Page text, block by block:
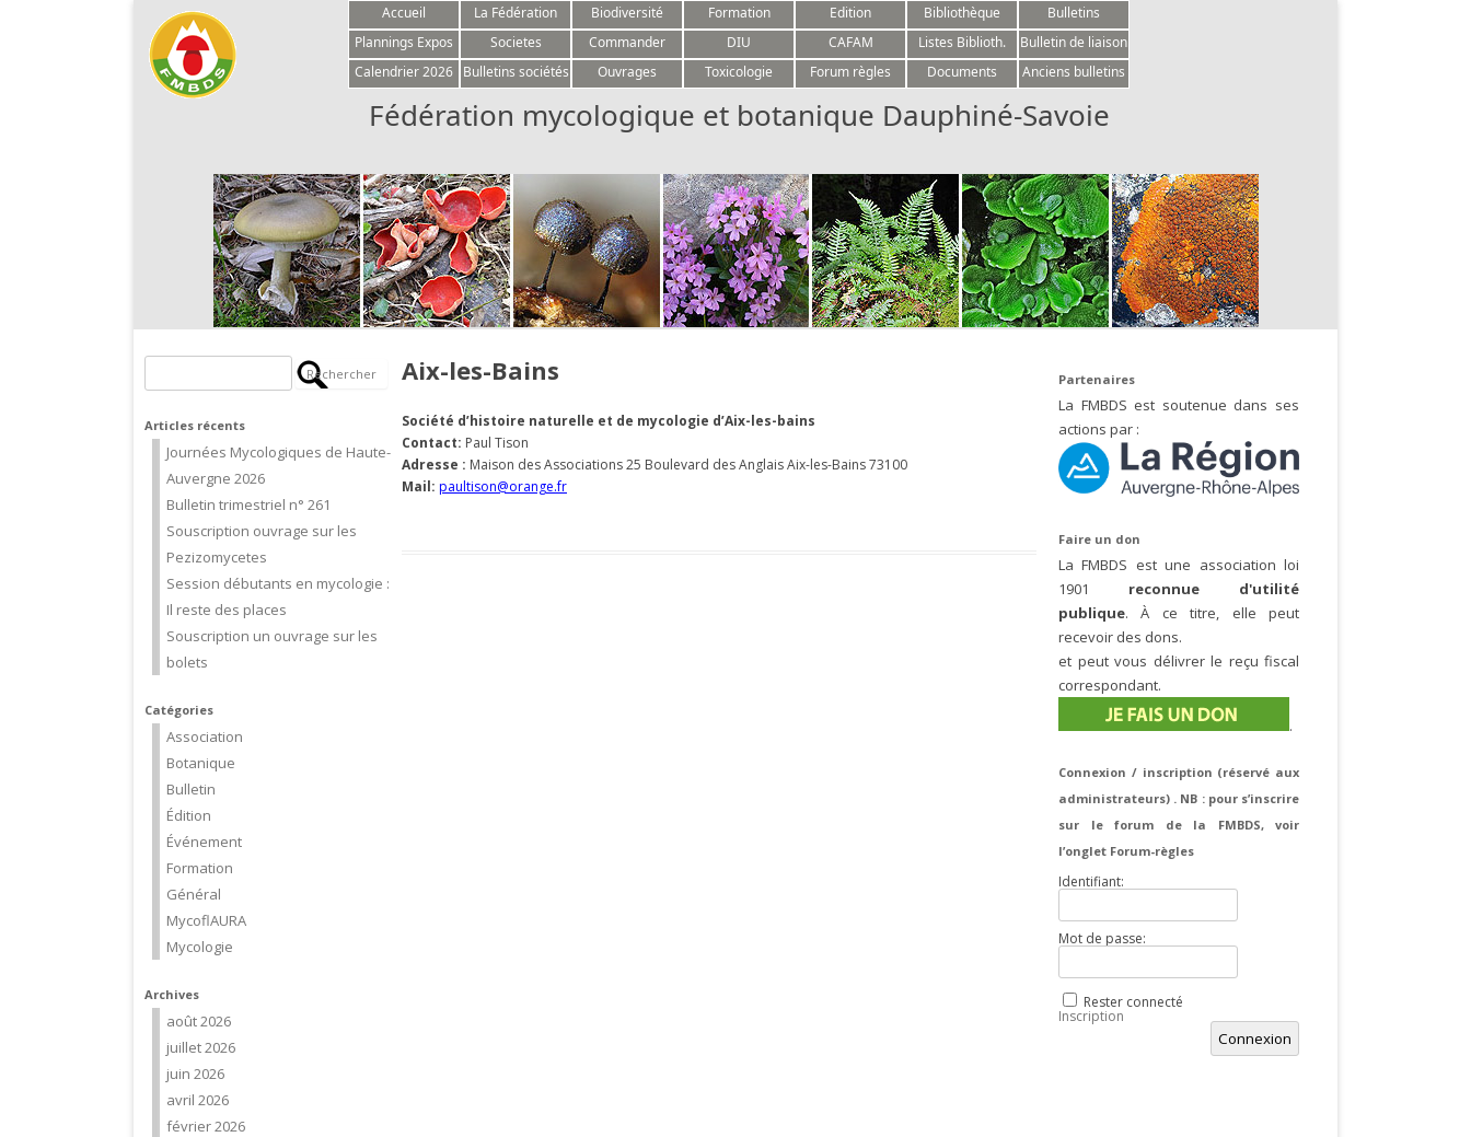
Aller au contenu
Accueil La Fédération Biodiversité Formation Edition Bibliothèque
Bulletins
Plannings Expos
Societes Commander DIU CAFAM Listes Biblioth.
Bulletin de liaison
Calendrier 2026 Bulletins sociétés Ouvrages Toxicologie Forum règles Documents Anciens bulletins
Fédération mycologique et botanique Dauphiné-Savoie
Articles récents
Journées Mycologiques de Haute-
Auvergne 2026
Bulletin trimestriel n° 261
Souscription ouvrage sur les
Pezizomycetes
Session débutants en mycologie :
Il reste des places
Souscription un ouvrage sur les
bolets
Catégories
Association
Botanique
Bulletin
Édition
Événement
Formation
Général
MycoflAURA
Mycologie
Archives
août 2026
juillet 2026
juin 2026
avril 2026
février 2026
Aix-les-Bains
Société d’histoire naturelle et de mycologie d’Aix-les-bains
Contact: Paul Tison
Adresse : Maison des Associations 25 Boulevard des Anglais Aix-les-Bains 73100
Mail: paultison@orange.fr
Partenaires
La FMBDS est soutenue dans ses
actions par :
Faire un don
La FMBDS est une association loi
1901 reconnue d'utilité
publique. À ce titre, elle peut
recevoir des dons.
et peut vous délivrer le reçu fiscal
correspondant.
.
Connexion / inscription (réservé aux
administrateurs) . NB : pour s’inscrire
sur le forum de la FMBDS, voir
l’onglet Forum-règles
Identifiant:
Mot de passe:
Rester connecté
Connexion
Inscription